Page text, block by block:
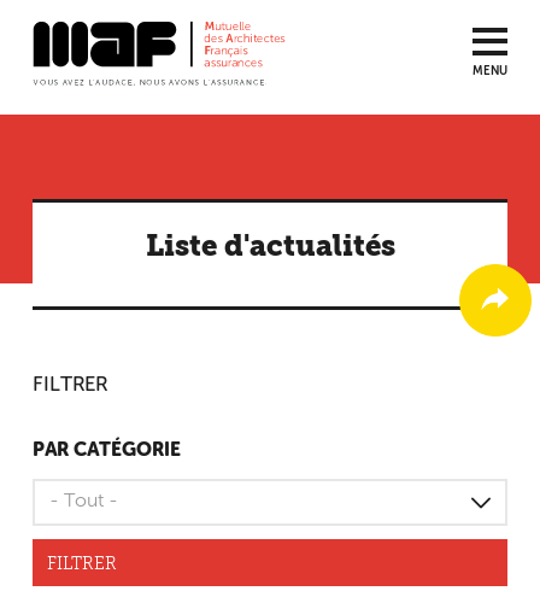
MENU
Liste d'actualités
FILTRER
PAR CATÉGORIE
FILTRER